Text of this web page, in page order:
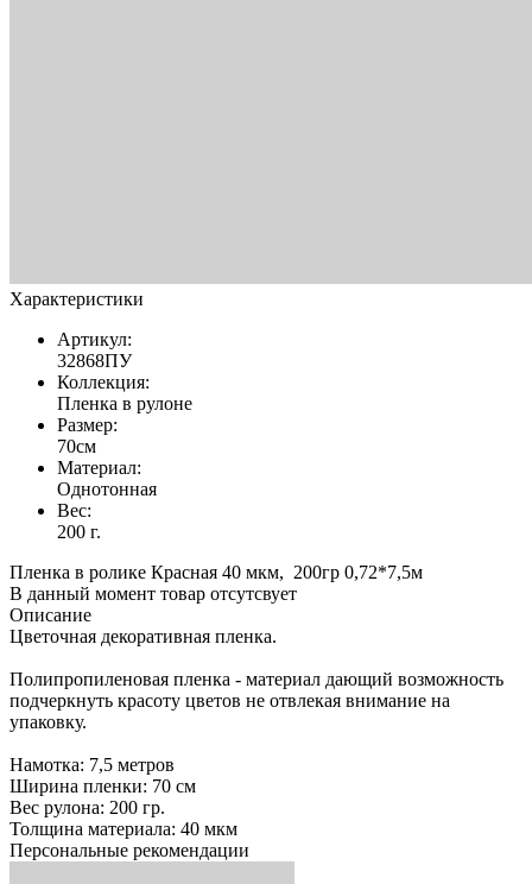
Характеристики
Артикул:
32868ПУ
Коллекция:
Пленка в рулоне
Размер:
70см
Материал:
Однотонная
Вес:
200 г.
Пленка в ролике Красная 40 мкм, 200гр 0,72*7,5м
В данный момент товар отсутсвует
Описание
Цветочная декоративная пленка.
Полипропиленовая пленка - материал дающий возможность
подчеркнуть красоту цветов не отвлекая внимание на
упаковку.
Намотка: 7,5 метров
Ширина пленки: 70 см
Вес рулона: 200 гр.
Толщина материала: 40 мкм
Персональные рекомендации